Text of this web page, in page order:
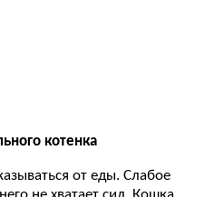
котенка
от еды. Слабое